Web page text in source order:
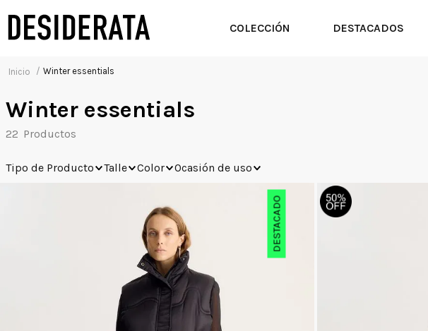
COLECCIÓN DESTACADOS
Winter essentials
Winter essentials
22
Tipo de Producto
Chalecos
Talle
02
Color
Negro Verde Gris
Marron Amarillo
Ocasión de uso
Urbano Casual
DESTACADO